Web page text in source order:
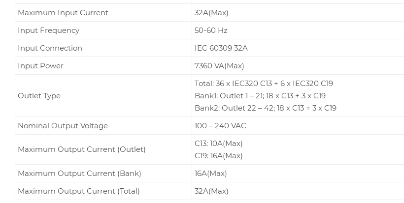
Maximum Input Current
32A(Max)
Input Frequency
50-60 Hz
Input Connection
IEC 60309 32A
Input Power
7360 VA(Max)
Outlet Type
Total: 36 x IEC320 C13 + 6 x IEC320 C19
Bank1: Outlet 1 – 21; 18 x C13 + 3 x C19
Bank2: Outlet 22 – 42; 18 x C13 + 3 x C19
Nominal Output Voltage
100 – 240 VAC
Maximum Output Current (Outlet)
C13: 10A(Max)
C19: 16A(Max)
Maximum Output Current (Bank)
16A(Max)
Maximum Output Current (Total)
32A(Max)